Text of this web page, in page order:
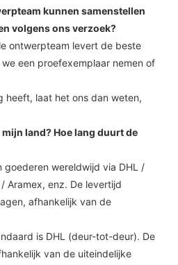
kunnen samenstellen
volgens ons verzoek?
ontwerpteam levert de beste
een proefexemplaar nemen of
heeft, laat het ons dan weten,
land? Hoe lang duurt de
goederen wereldwijd via DHL /
Aramex, enz. De levertijd
afhankelijk van de
is DHL (deur-tot-deur). De
van de uiteindelijke